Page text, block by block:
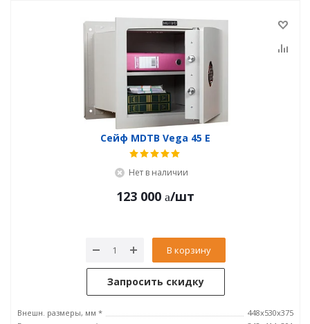
Сейф MDTB Vega 45 Е
Нет в наличии
123 000 /шт
В корзину
Запросить скидку
Внешн. размеры, мм *
448x530x375